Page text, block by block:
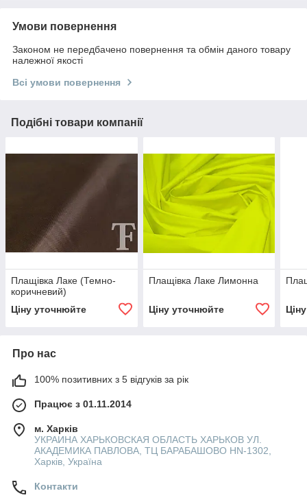
Умови повернення
Законом не передбачено повернення та обмін даного товару
належної якості
Всі умови повернення
Подібні товари компанії
Плащівка Лаке (Темно-
коричневий)
Ціну уточнюйте
Плащівка Лаке Лимонна
Ціну уточнюйте
Про нас
100% позитивних з 5 відгуків за рік
Працює з 01.11.2014
м. Харків
УКРАИНА ХАРЬКОВСКАЯ ОБЛАСТЬ ХАРЬКОВ УЛ.
АКАДЕМИКА ПАВЛОВА, ТЦ БАРАБАШОВО HN-1302,
Харків, Україна
Контакти